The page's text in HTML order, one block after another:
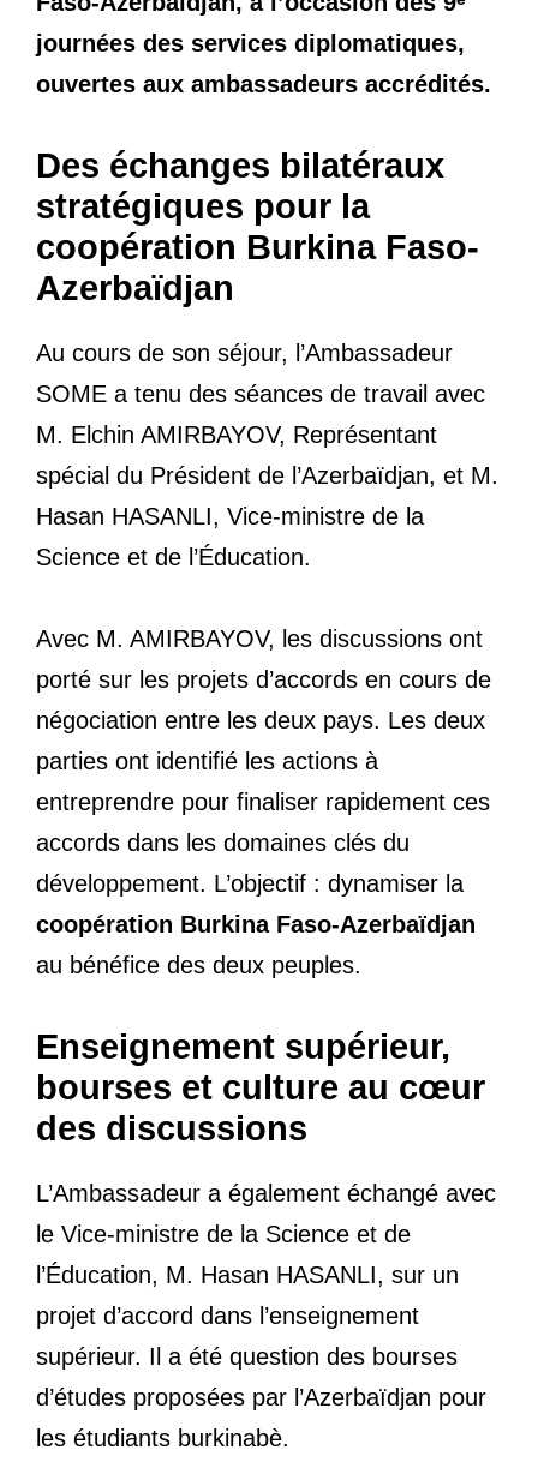
journées des services diplomatiques,
ouvertes aux ambassadeurs accrédités.
Des échanges bilatéraux
stratégiques pour la
coopération Burkina Faso-
Azerbaïdjan
Au cours de son séjour, l’Ambassadeur
SOME a tenu des séances de travail avec
M. Elchin AMIRBAYOV, Représentant
spécial du Président de l’Azerbaïdjan, et M.
Hasan HASANLI, Vice-ministre de la
Science et de l’Éducation.
Avec M. AMIRBAYOV, les discussions ont
porté sur les projets d’accords en cours de
négociation entre les deux pays. Les deux
parties ont identifié les actions à
entreprendre pour finaliser rapidement ces
accords dans les domaines clés du
développement. L’objectif : dynamiser la
coopération Burkina Faso-Azerbaïdjan
au bénéfice des deux peuples.
Enseignement supérieur,
bourses et culture au cœur
des discussions
L’Ambassadeur a également échangé avec
le Vice-ministre de la Science et de
l’Éducation, M. Hasan HASANLI, sur un
projet d’accord dans l’enseignement
supérieur. Il a été question des bourses
d’études proposées par l’Azerbaïdjan pour
les étudiants burkinabè.